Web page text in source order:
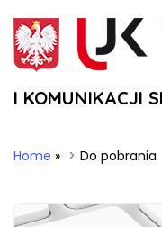
I KOMUNIKACJI
Home » Do pobrania